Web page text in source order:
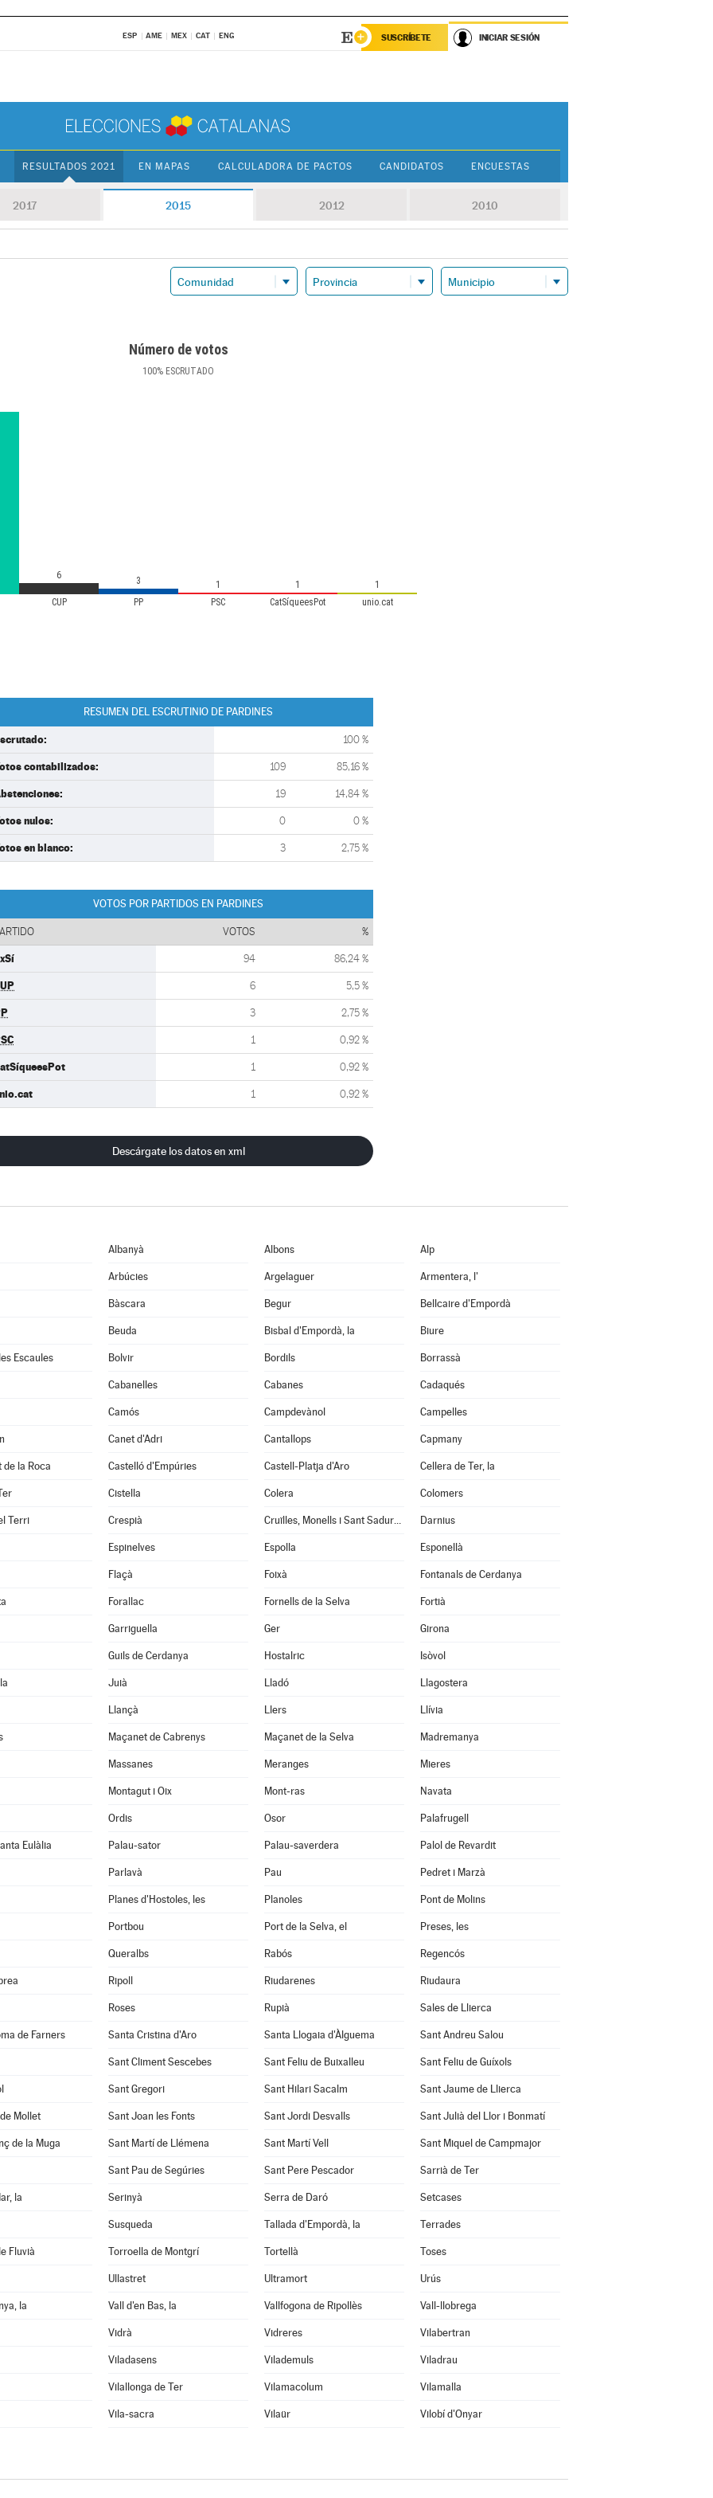
ESP AME MEX CAT ENG SUSCRÍBETE INICIAR SESIÓN
RESULTADOS 2021 EN MAPAS CALCULADORA DE PACTOS CANDIDATOS ENCUESTAS
2017 2015 2012 2010
Número de votos
100% ESCRUTADO
CUP PP PSC CatSíqueesPot unio.cat
6 3 1 1 1
RESUMEN DEL ESCRUTINIO DE PARDINES
100 %
contabilizados: 109 85,16 %
19 14,84 %
nulos: 0 0 %
en blanco: 3 2,75 %
VOTOS POR PARTIDOS EN PARDINES
VOTOS %
94 86,24 %
6 5,5 %
3 2,75 %
1 0,92 %
1 0,92 %
1 0,92 %
Descárgate los datos en xml
Albanyà Albons Alp
Arbúcies Argelaguer Armentera, l'
Bàscara Begur Bellcaire d'Empordà
Beuda Bisbal d'Empordà, la Biure
Escaules Bolvir Bordils Borrassà
Cabanelles Cabanes Cadaqués
Camós Campdevànol Campelles
Canet d'Adri Cantallops Capmany
de la Roca Castelló d'Empúries Castell-Platja d'Aro Cellera de Ter, la
Cistella Colera Colomers
Terri Crespià Cruïlles, Monells i Sant Sadurní de l'Heura Darnius
Espinelves Espolla Esponellà
Flaçà Foixà Fontanals de Cerdanya
Forallac Fornells de la Selva Fortià
Garriguella Ger Girona
Guils de Cerdanya Hostalric Isòvol
Juià Lladó Llagostera
Llançà Llers Llívia
Maçanet de Cabrenys Maçanet de la Selva Madremanya
Massanes Meranges Mieres
Montagut i Oix Mont-ras Navata
Ordis Osor Palafrugell
Eulàlia Palau-sator Palau-saverdera Palol de Revardit
Parlavà Pau Pedret i Marzà
Planes d'Hostoles, les Planoles Pont de Molins
Portbou Port de la Selva, el Preses, les
Queralbs Rabós Regencós
Ripoll Riudarenes Riudaura
Roses Rupià Sales de Llierca
de Farners Santa Cristina d'Aro Santa Llogaia d'Àlguema Sant Andreu Salou
Sant Climent Sescebes Sant Feliu de Buixalleu Sant Feliu de Guíxols
Sant Gregori Sant Hilari Sacalm Sant Jaume de Llierca
Mollet Sant Joan les Fonts Sant Jordi Desvalls Sant Julià del Llor i Bonmatí
de la Muga Sant Martí de Llémena Sant Martí Vell Sant Miquel de Campmajor
Sant Pau de Segúries Sant Pere Pescador Sarrià de Ter
la Serinyà Serra de Daró Setcases
Susqueda Tallada d'Empordà, la Terrades
Fluvià Torroella de Montgrí Tortellà Toses
Ullastret Ultramort Urús
la Vall d'en Bas, la Vallfogona de Ripollès Vall-llobrega
Vidrà Vidreres Vilabertran
Viladasens Vilademuls Viladrau
Vilallonga de Ter Vilamacolum Vilamalla
Vila-sacra Vilaür Vilobí d'Onyar